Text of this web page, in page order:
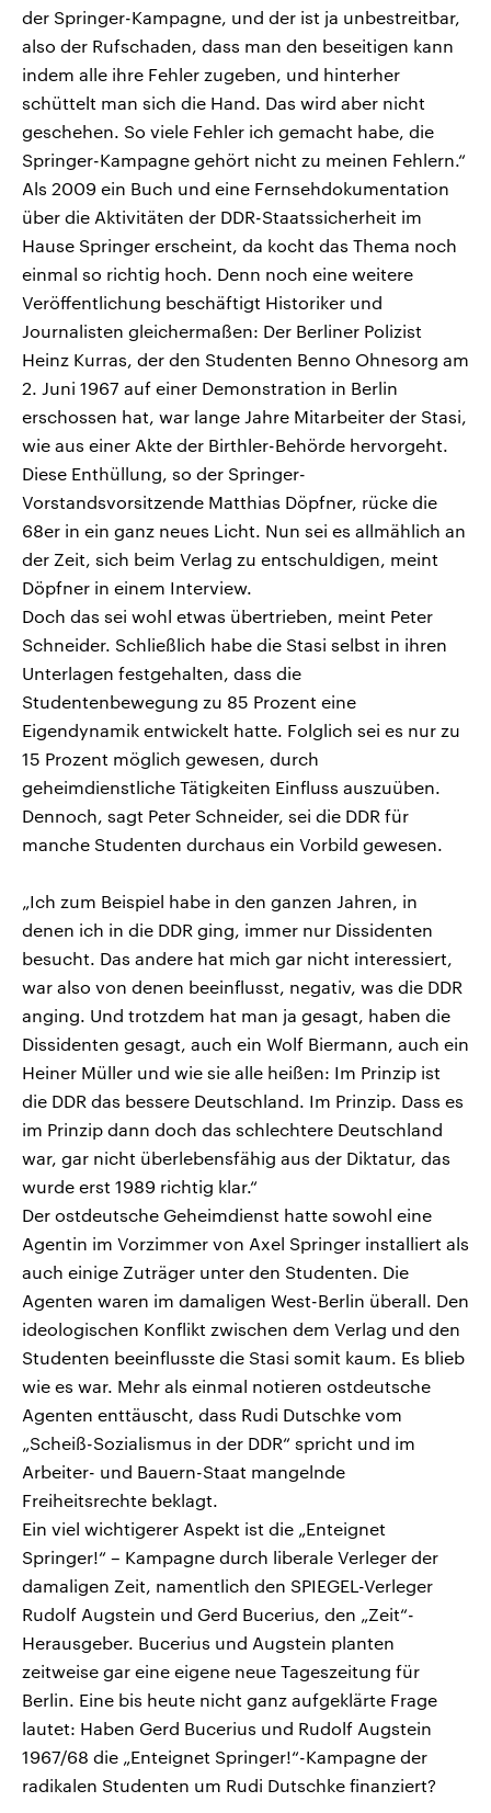
der Springer-Kampagne, und der ist ja unbestreitbar,
also der Rufschaden, dass man den beseitigen kann
indem alle ihre Fehler zugeben, und hinterher
schüttelt man sich die Hand. Das wird aber nicht
geschehen. So viele Fehler ich gemacht habe, die
Springer-Kampagne gehört nicht zu meinen Fehlern.“
Als 2009 ein Buch und eine Fernsehdokumentation
über die Aktivitäten der DDR-Staatssicherheit im
Hause Springer erscheint, da kocht das Thema noch
einmal so richtig hoch. Denn noch eine weitere
Veröffentlichung beschäftigt Historiker und
Journalisten gleichermaßen: Der Berliner Polizist
Heinz Kurras, der den Studenten Benno Ohnesorg am
2. Juni 1967 auf einer Demonstration in Berlin
erschossen hat, war lange Jahre Mitarbeiter der Stasi,
wie aus einer Akte der Birthler-Behörde hervorgeht.
Diese Enthüllung, so der Springer-
Vorstandsvorsitzende Matthias Döpfner, rücke die
68er in ein ganz neues Licht. Nun sei es allmählich an
der Zeit, sich beim Verlag zu entschuldigen, meint
Döpfner in einem Interview.
Doch das sei wohl etwas übertrieben, meint Peter
Schneider. Schließlich habe die Stasi selbst in ihren
Unterlagen festgehalten, dass die
Studentenbewegung zu 85 Prozent eine
Eigendynamik entwickelt hatte. Folglich sei es nur zu
15 Prozent möglich gewesen, durch
geheimdienstliche Tätigkeiten Einfluss auszuüben.
Dennoch, sagt Peter Schneider, sei die DDR für
manche Studenten durchaus ein Vorbild gewesen.
„Ich zum Beispiel habe in den ganzen Jahren, in
denen ich in die DDR ging, immer nur Dissidenten
besucht. Das andere hat mich gar nicht interessiert,
war also von denen beeinflusst, negativ, was die DDR
anging. Und trotzdem hat man ja gesagt, haben die
Dissidenten gesagt, auch ein Wolf Biermann, auch ein
Heiner Müller und wie sie alle heißen: Im Prinzip ist
die DDR das bessere Deutschland. Im Prinzip. Dass es
im Prinzip dann doch das schlechtere Deutschland
war, gar nicht überlebensfähig aus der Diktatur, das
wurde erst 1989 richtig klar.“
Der ostdeutsche Geheimdienst hatte sowohl eine
Agentin im Vorzimmer von Axel Springer installiert als
auch einige Zuträger unter den Studenten. Die
Agenten waren im damaligen West-Berlin überall. Den
ideologischen Konflikt zwischen dem Verlag und den
Studenten beeinflusste die Stasi somit kaum. Es blieb
wie es war. Mehr als einmal notieren ostdeutsche
Agenten enttäuscht, dass Rudi Dutschke vom
„Scheiß-Sozialismus in der DDR“ spricht und im
Arbeiter- und Bauern-Staat mangelnde
Freiheitsrechte beklagt.
Ein viel wichtigerer Aspekt ist die „Enteignet
Springer!“ – Kampagne durch liberale Verleger der
damaligen Zeit, namentlich den SPIEGEL-Verleger
Rudolf Augstein und Gerd Bucerius, den „Zeit“-
Herausgeber. Bucerius und Augstein planten
zeitweise gar eine eigene neue Tageszeitung für
Berlin. Eine bis heute nicht ganz aufgeklärte Frage
lautet: Haben Gerd Bucerius und Rudolf Augstein
1967/68 die „Enteignet Springer!“-Kampagne der
radikalen Studenten um Rudi Dutschke finanziert?